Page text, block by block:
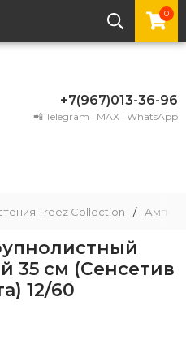
0
+7(967)013-36-96
📲 Telegram | MAX | WhatsApp
Treez Collection /
35 см (Сенсетив
12/60